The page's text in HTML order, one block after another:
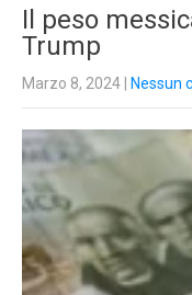
Il peso
Trump
Marzo 8, 2024 Nessun